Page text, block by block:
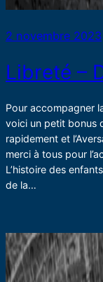
2 novembre 2023
Libreté –
Pour accompagner
voici un petit bonus
rapidement et
merci à tous pour
L’histoire des
de la…